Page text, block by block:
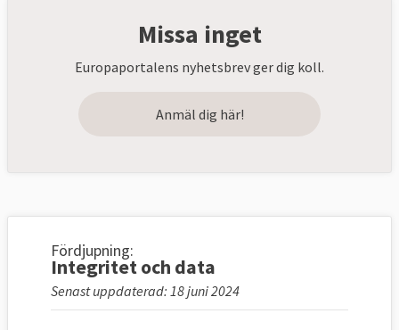
Missa inget
Europaportalens nyhetsbrev ger dig koll.
Anmäl dig här!
Fördjupning:
Integritet och data
Senast uppdaterad: 18 juni 2024